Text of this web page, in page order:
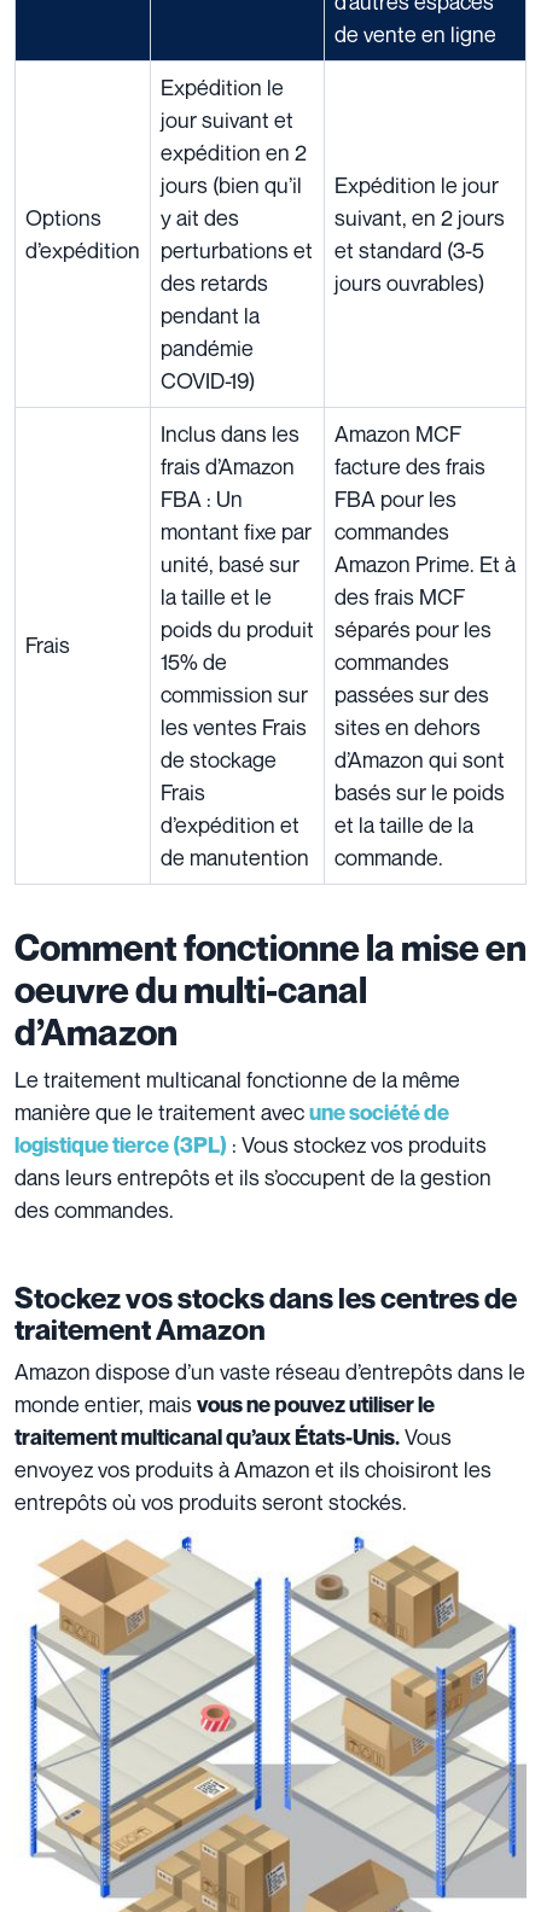
de vente en ligne
Options
d’expédition
Expédition le
jour suivant et
expédition en 2
jours (bien qu’il
y ait des
perturbations et
des retards
pendant la
pandémie
COVID-19)
Expédition le jour
suivant, en 2 jours
et standard (3-5
jours ouvrables)
Frais
Inclus dans les
frais d’Amazon
FBA : Un
montant fixe par
unité, basé sur
la taille et le
poids du produit
15% de
commission sur
les ventes Frais
de stockage
Frais
d’expédition et
de manutention
Amazon MCF
facture des frais
FBA pour les
commandes
Amazon Prime. Et à
des frais MCF
séparés pour les
commandes
passées sur des
sites en dehors
d’Amazon qui sont
basés sur le poids
et la taille de la
commande.
Comment fonctionne la mise en
oeuvre du multi-canal
d’Amazon
Le traitement multicanal fonctionne de la même
manière que le traitement avecune société de
logistique tierce (3PL) : Vous stockez vos produits
dans leurs entrepôts et ils s’occupent de la gestion
des commandes.
Stockez vos stocks dans les centres de
traitement Amazon
Amazon dispose d’un vaste réseau d’entrepôts dans le
monde entier, maisvous ne pouvez utiliser le
traitement multicanal qu’aux États-Unis.Vous
envoyez vos produits à Amazon et ils choisiront les
entrepôts où vos produits seront stockés.